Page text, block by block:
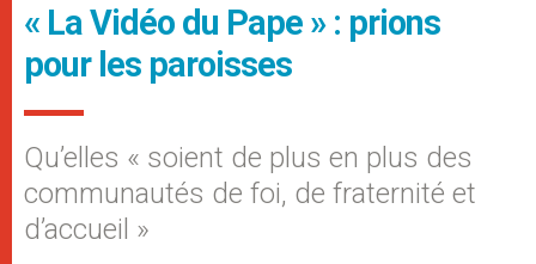
« La Vidéo du Pape » : prions
pour les paroisses
Qu’elles « soient de plus en plus des
communautés de foi, de fraternité et
d’accueil »